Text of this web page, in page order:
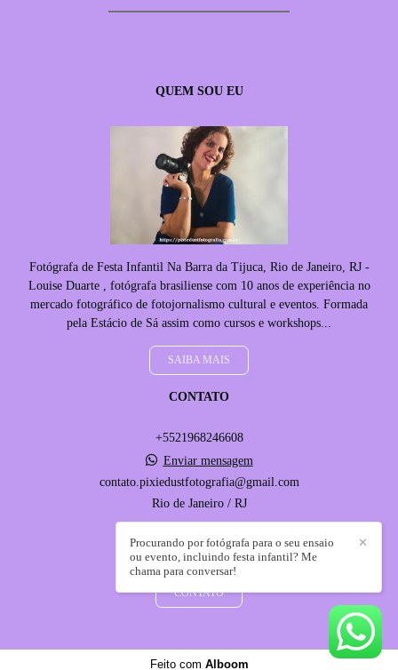
QUEM SOU EU
Fotógrafa de Festa Infantil Na Barra da Tijuca, Rio de Janeiro, RJ -
Louise Duarte , fotógrafa brasiliense com 10 anos de experiência no
mercado fotográfico de fotojornalismo cultural e eventos. Formada
pela Estácio de Sá assim como cursos e workshops...
SAIBA MAIS
CONTATO
+5521968246608
Enviar mensagem
contato.pixiedustfotografia@gmail.com
Rio de Janeiro / RJ
CONTATO
✕
Procurando por fotógrafa para o seu ensaio
ou evento, incluindo festa infantil? Me
chama para conversar!
Feito com Alboom